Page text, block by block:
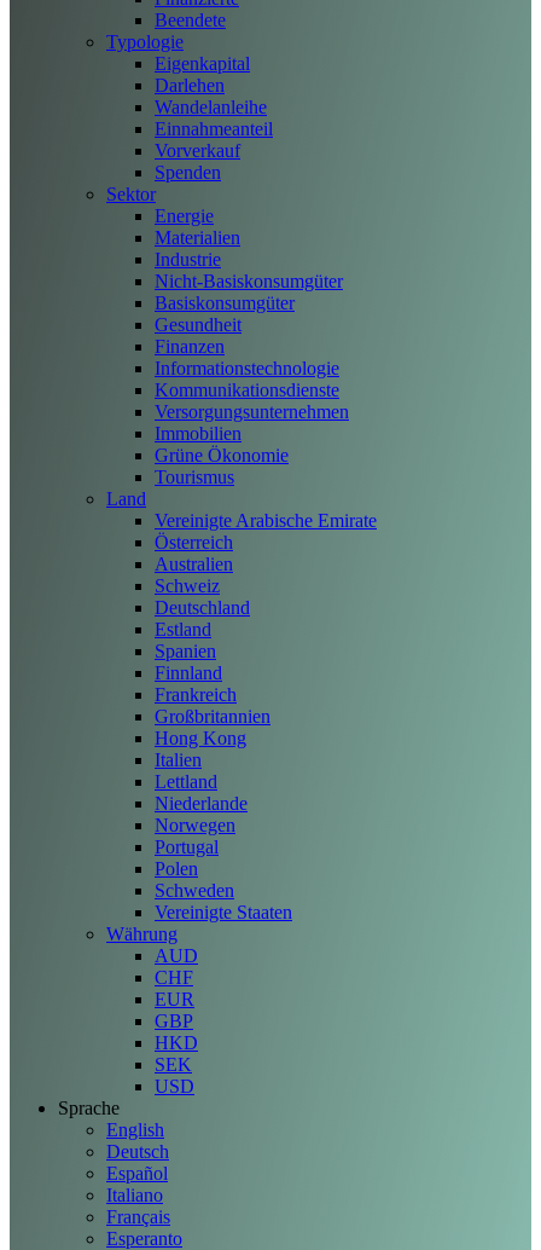
Beendete
Typologie
Eigenkapital
Darlehen
Wandelanleihe
Einnahmeanteil
Vorverkauf
Spenden
Sektor
Energie
Materialien
Industrie
Nicht-Basiskonsumgüter
Basiskonsumgüter
Gesundheit
Finanzen
Informationstechnologie
Kommunikationsdienste
Versorgungsunternehmen
Immobilien
Grüne Ökonomie
Tourismus
Land
Vereinigte Arabische Emirate
Österreich
Australien
Schweiz
Deutschland
Estland
Spanien
Finnland
Frankreich
Großbritannien
Hong Kong
Italien
Lettland
Niederlande
Norwegen
Portugal
Polen
Schweden
Vereinigte Staaten
Währung
AUD
CHF
EUR
GBP
HKD
SEK
USD
Sprache
English
Deutsch
Español
Italiano
Français
Esperanto